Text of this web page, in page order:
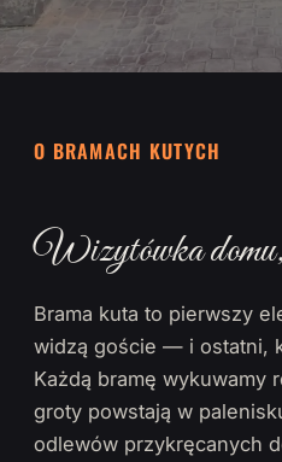
O BRAMACH KUTYCH
Wizytówka domu,
Brama kuta to pierwszy
widzą goście — i ostatni,
Każdą bramę wykuwamy
groty powstają w
odlewów przykręcanych